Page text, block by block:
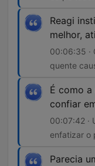
Reagi
melhor,
00:06:35 ·
quente
É como a
confiar
00:07:42 ·
enfatizar o
Parecia